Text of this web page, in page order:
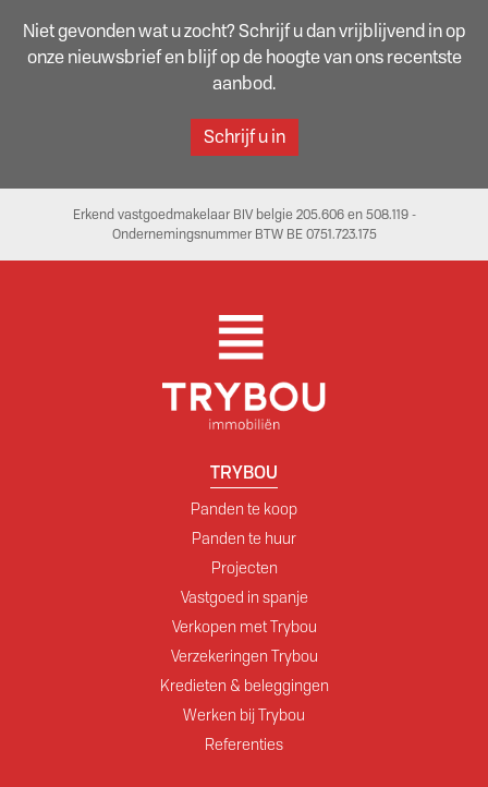
Niet gevonden wat u zocht? Schrijf u dan vrijblijvend in op
onze nieuwsbrief en blijf op de hoogte van ons recentste
aanbod.
Schrijf u in
Erkend vastgoedmakelaar BIV belgie 205.606 en 508.119 -
Ondernemingsnummer BTW BE 0751.723.175
TRYBOU
Panden te koop
Panden te huur
Projecten
Vastgoed in spanje
Verkopen met Trybou
Verzekeringen Trybou
Kredieten & beleggingen
Werken bij Trybou
Referenties